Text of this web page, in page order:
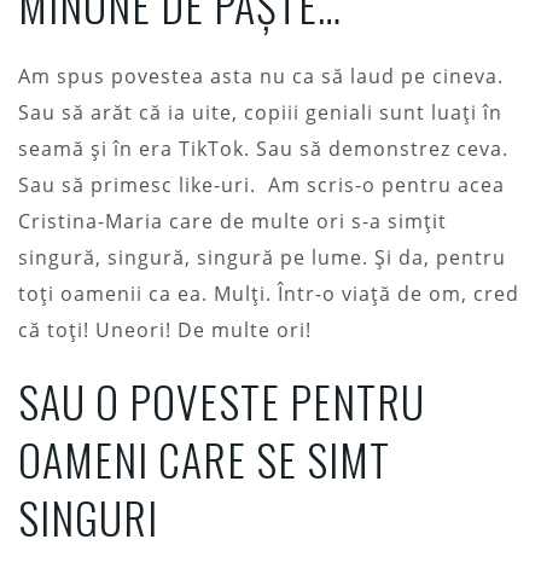
Am spus povestea asta nu ca să laud pe cineva.
Sau să arăt că ia uite, copiii geniali sunt luați în
seamă și în era TikTok. Sau să demonstrez ceva.
Sau să primesc like-uri. Am scris-o pentru acea
Cristina-Maria care de multe ori s-a simțit
singură, singură, singură pe lume. Și da, pentru
toți oamenii ca ea. Mulți. Într-o viață de om, cred
că toți! Uneori! De multe ori!
SAU O POVESTE PENTRU
OAMENI CARE SE SIMT
SINGURI